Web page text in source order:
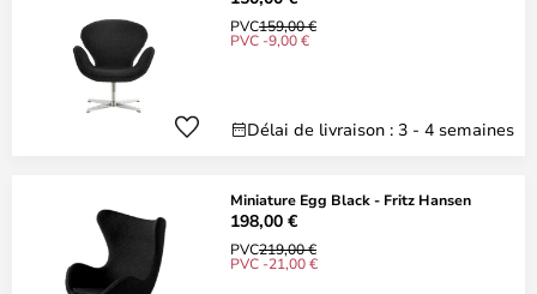
PVC159,00 €
PVC -9,00 €
Délai de livraison : 3 - 4 semaines
Miniature Egg Black - Fritz Hansen
198,00 €
PVC219,00 €
PVC -21,00 €